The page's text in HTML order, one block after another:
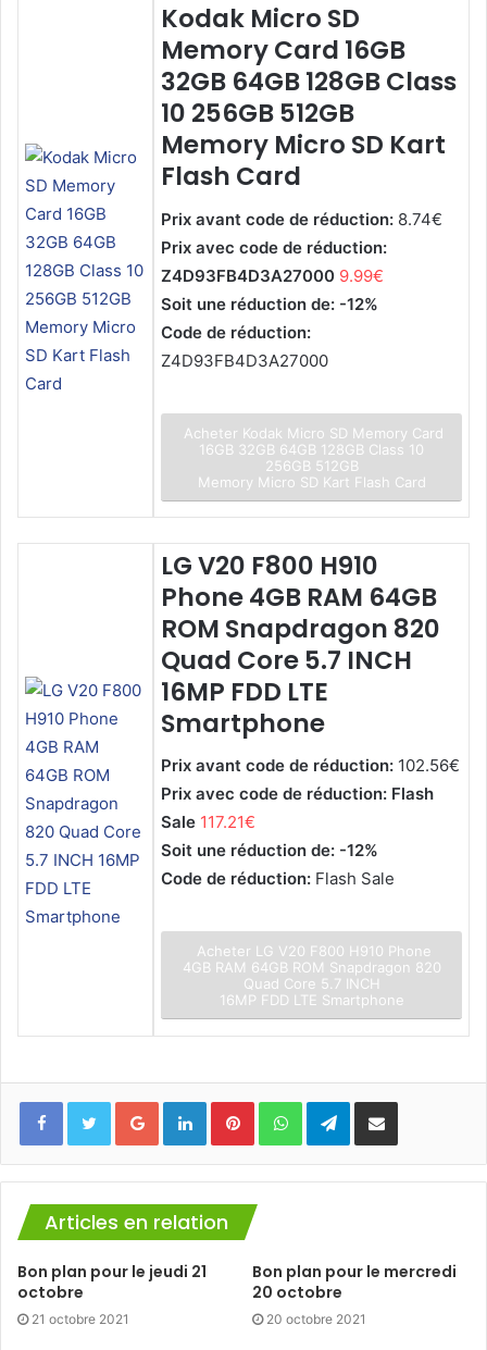
Kodak Micro SD
Memory Card 16GB
32GB 64GB 128GB Class
10 256GB 512GB
Memory Micro SD Kart
Flash Card
Prix avant code de réduction: 8.74€
Prix avec code de réduction:
Z4D93FB4D3A27000 9.99€
Soit une réduction de: -12%
Code de réduction:
Z4D93FB4D3A27000
Acheter Kodak Micro SD Memory Card
16GB 32GB 64GB 128GB Class 10
256GB 512GB
Memory Micro SD Kart Flash Card
LG V20 F800 H910
Phone 4GB RAM 64GB
ROM Snapdragon 820
Quad Core 5.7 INCH
16MP FDD LTE
Smartphone
Prix avant code de réduction: 102.56€
Prix avec code de réduction: Flash
Sale 117.21€
Soit une réduction de: -12%
Code de réduction: Flash Sale
Acheter LG V20 F800 H910 Phone
4GB RAM 64GB ROM Snapdragon 820
Quad Core 5.7 INCH
16MP FDD LTE Smartphone
FacebookTwitterGoogle+LinkedinPinterestWhatsAppTelegramPartager via mail
Articles en relation
Bon plan pour le jeudi 21
octobre
21 octobre 2021
Bon plan pour le mercredi
20 octobre
20 octobre 2021